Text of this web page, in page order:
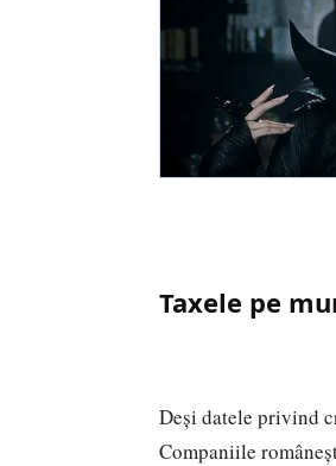
Taxele pe
Deși datele privind
Companiile